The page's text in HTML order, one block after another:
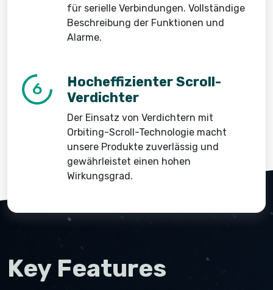
für serielle Verbindungen. Vollständige
Beschreibung der Funktionen und
Alarme.
6
Hocheffizienter Scroll-
Verdichter
Der Einsatz von Verdichtern mit
Orbiting-Scroll-Technologie macht
unsere Produkte zuverlässig und
gewährleistet einen hohen
Wirkungsgrad.
Key Features